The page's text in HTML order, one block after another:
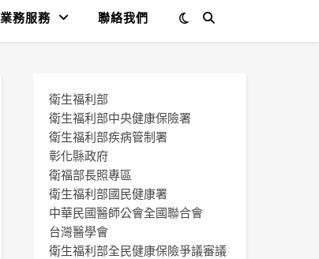
業務服務 聯絡我們
衛生福利部
衛生福利部中央健康保險署
衛生福利部疾病管制署
彰化縣政府
衛福部長照專區
衛生福利部國民健康署
中華民國醫師公會全國聯合會
台灣醫學會
衛生福利部全民健康保險爭議審議